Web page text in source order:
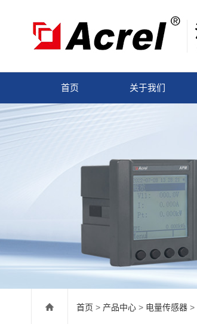
首页 关于我们
首页 > 产品中心 > 电量传感器 >